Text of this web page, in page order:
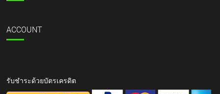
ACCOUNT
รับชำระด้วยบัตรเครดิต